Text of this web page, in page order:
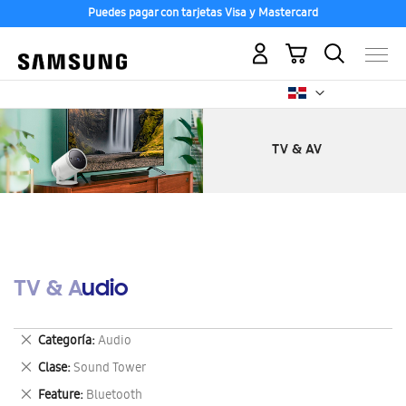
Puedes pagar con tarjetas Visa y Mastercard
Mi carrito
TV & Audio
Categoría Audio
Eliminar
este
artículo
Clase Sound Tower
Eliminar
este
Feature Bluetooth
Eliminar